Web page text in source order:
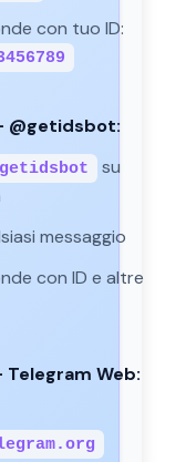
con tuo ID:
@getidsbot:
su
messaggio
con ID e altre
Web: